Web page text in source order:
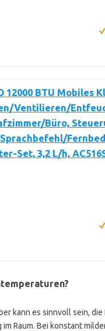
12000 BTU Mobiles
Ventilieren/
Büro,
Set, 3,2 L/h,
kann es sinnvoll sein,
Raum. Bei konstant